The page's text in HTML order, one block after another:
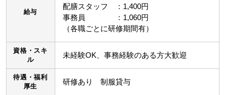
給与
配膳スタッフ ：1,400円
事務員 ：1,060円
（各職ごとに研修期間有）
資格・スキ
ル
未経験OK、事務経験のある方大歓迎
待遇・福利
厚生
研修あり 制服貸与